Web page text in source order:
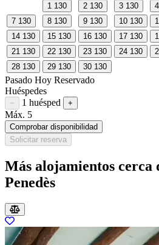
1 130 2 130 3 130 4
7 130 8 130 9 130 10 130
14 130 15 130 16 130 17 130
21 130 22 130 23 130 24 130
28 130 29 130 30 130
Pasado Hoy Reservado
Huéspedes
Restar huésped
− 1 huésped Sumar huésped
+
Máx. 5
Comprobar disponibilidad
Solicitar reserva
Más alojamientos cerca
Penedès